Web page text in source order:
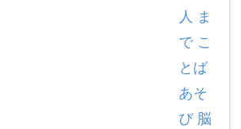
人 ま
で こ
とば
あそ
び 脳